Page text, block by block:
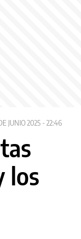
JUNIO 2025 - 22:46
los